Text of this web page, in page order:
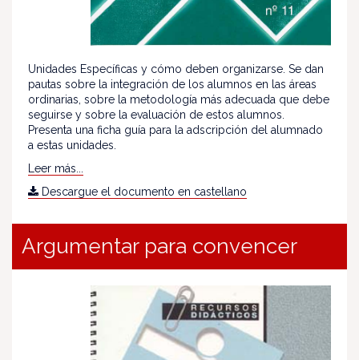
Unidades Específicas y cómo deben organizarse. Se dan
pautas sobre la integración de los alumnos en las áreas
ordinarias, sobre la metodología más adecuada que debe
seguirse y sobre la evaluación de estos alumnos.
Presenta una ficha guía para la adscripción del alumnado
a estas unidades.
Leer más...
Descargue el documento en castellano
Argumentar para convencer